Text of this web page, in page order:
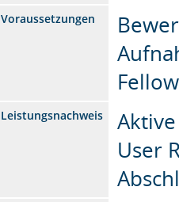
Voraussetzungen
Leistungsnachweis
User